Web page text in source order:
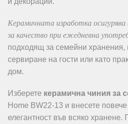
Керамичната изработка
за качество при ежедневна
подходящ за семейни хранения,
сервиране на гости или като
дом.
Изберете керамична чиния за
Home BW22-13 и внесете
елегантност във всяко хранене.